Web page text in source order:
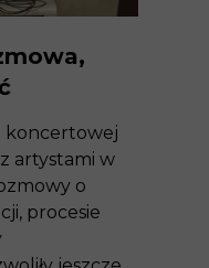
koncertowej
artystami w
o
procesie